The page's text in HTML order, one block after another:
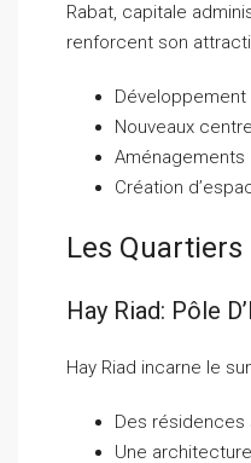
Rabat, capitale
renforcent son
Nouveaux
Aménagements
Création
Les
Hay Riad: Pôle
Hay Riad incarne le
Des
Une